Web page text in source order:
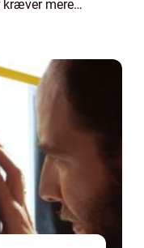
kræver mere